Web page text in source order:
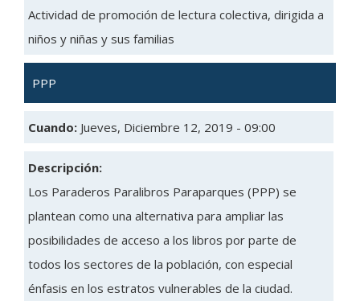
Actividad de promoción de lectura colectiva, dirigida a
niños y niñas y sus familias
PPP
Cuando: Jueves, Diciembre 12, 2019 - 09:00
Descripción:
Los Paraderos Paralibros Paraparques (PPP) se
plantean como una alternativa para ampliar las
posibilidades de acceso a los libros por parte de
todos los sectores de la población, con especial
énfasis en los estratos vulnerables de la ciudad.